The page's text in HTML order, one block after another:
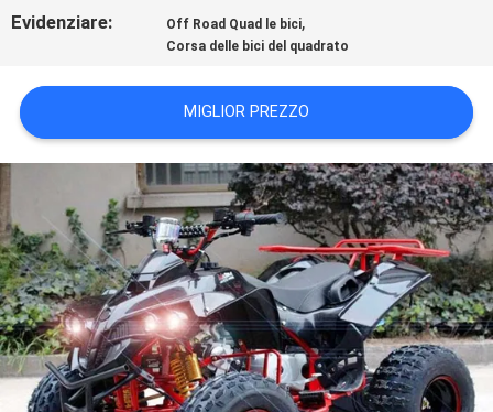
SITO
POLITICA
SULLA
PRIVACY
Evidenziare: Off Road Quad le bici,
Corsa delle bici del quadrato
MIGLIOR PREZZO